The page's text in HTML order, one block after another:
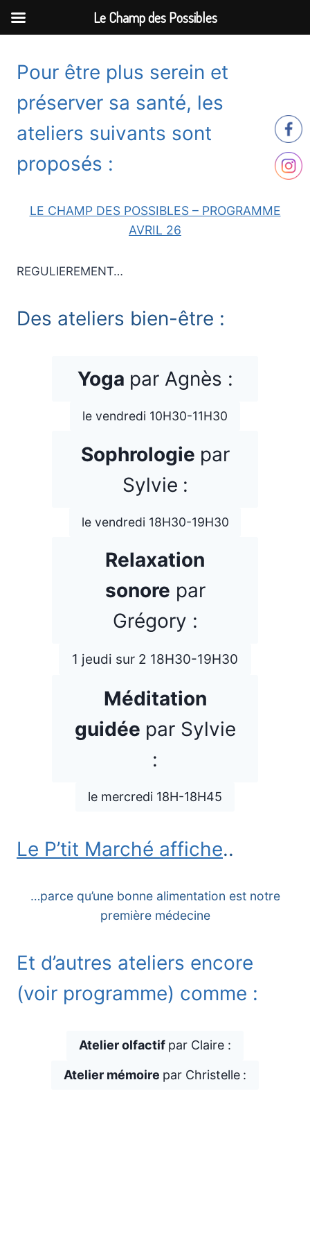
contenu
Pour être plus serein et
préserver sa santé, les
ateliers suivants sont
proposés :
LE CHAMP DES POSSIBLES – PROGRAMME
AVRIL 26
REGULIEREMENT…
Des ateliers bien-être :
Yoga par Agnès :
le vendredi 10H30-11H30
Sophrologie par
Sylvie :
le vendredi 18H30-19H30
Relaxation
sonore par
Grégory :
1 jeudi sur 2 18H30-19H30
Méditation
guidée par Sylvie
:
le mercredi 18H-18H45
Le P’tit Marché affiche..
…parce qu’une bonne alimentation est notre
première médecine
Et d’autres ateliers encore
(voir programme) comme :
Atelier olfactif par Claire :
Atelier mémoire par Christelle :
Le Champ des Possibles